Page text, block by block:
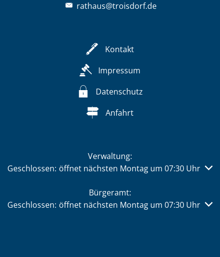
rathaus@troisdorf.de
Kontakt
Impressum
Datenschutz
Anfahrt
Verwaltung:
Klicken, um weitere Öffnungs- oder Schließzeiten
Geschlossen: öffnet nächsten Montag um 07:30 Uhr
Bürgeramt:
Klicken, um weitere Öffnungs- oder Schließzeiten
Geschlossen: öffnet nächsten Montag um 07:30 Uhr